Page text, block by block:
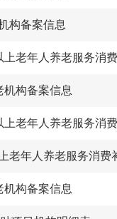
构备案信息
机构备案信息
机构备案信息